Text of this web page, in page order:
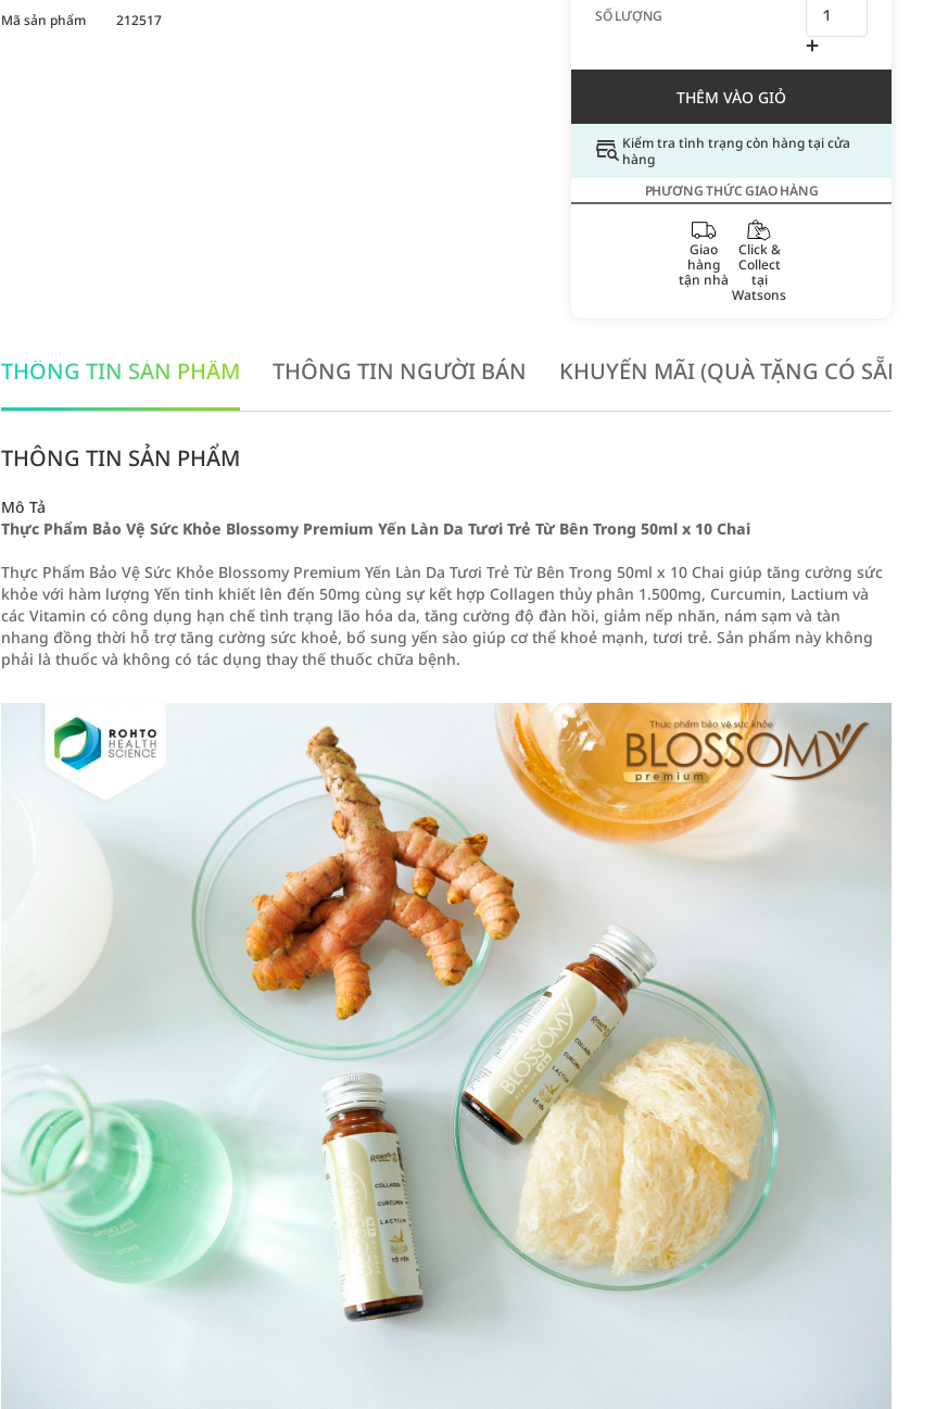
SỐ LƯỢNG
THÊM VÀO GIỎ
Kiểm tra tình trạng còn hàng tại cửa
hàng
PHƯƠNG THỨC GIAO HÀNG
Giao
hàng
tận nhà
Click &
Collect
tại
Watsons
Mã sản phẩm 212517
THÔNG TIN SẢN PHẨM THÔNG TIN NGƯỜI BÁN KHUYẾN MÃI (QUÀ TẶNG CÓ SẴN
THÔNG TIN SẢN PHẨM
Mô Tả
Thực Phẩm Bảo Vệ Sức Khỏe Blossomy Premium Yến Làn Da Tươi Trẻ Từ Bên Trong 50ml x 10 Chai
Thực Phẩm Bảo Vệ Sức Khỏe Blossomy Premium Yến Làn Da Tươi Trẻ Từ Bên Trong 50ml x 10 Chai giúp tăng cường sức
khỏe với hàm lượng Yến tinh khiết lên đến 50mg cùng sự kết hợp Collagen thủy phân 1.500mg, Curcumin, Lactium và
các Vitamin có công dụng hạn chế tình trạng lão hóa da, tăng cường độ đàn hồi, giảm nếp nhăn, nám sạm và tàn
nhang đồng thời hỗ trợ tăng cường sức khoẻ, bổ sung yến sào giúp cơ thể khoẻ mạnh, tươi trẻ. Sản phẩm này không
phải là thuốc và không có tác dụng thay thế thuốc chữa bệnh.